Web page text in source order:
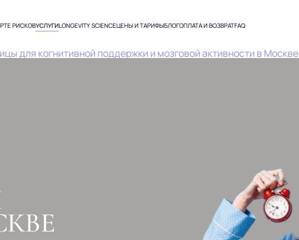
РИСКОВУСЛУГИLONGEVITY SCIENCEЦЕНЫ И ТАРИФЫБЛОГОПЛАТА И ВОЗВРАТFAQ
для когнитивной поддержки и мозговой активности в Москве